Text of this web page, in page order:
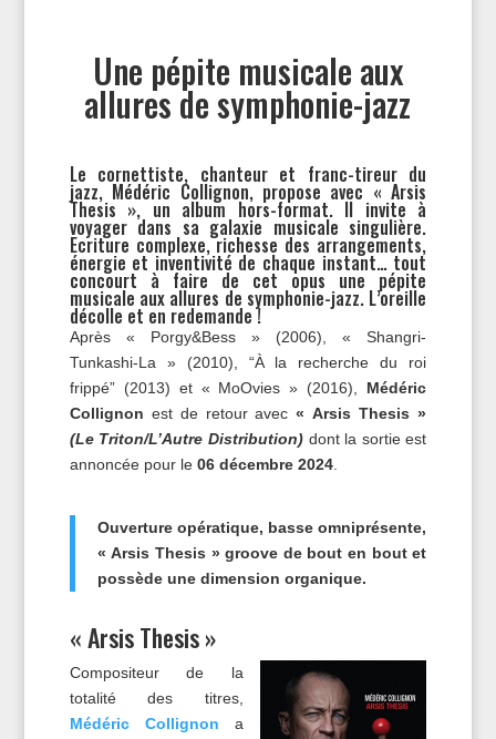
Une pépite musicale aux
allures de symphonie-jazz
Le cornettiste, chanteur et franc-tireur du
jazz, Médéric Collignon, propose avec « Arsis
Thesis », un album hors-format. Il invite à
voyager dans sa galaxie musicale singulière.
Ecriture complexe, richesse des arrangements,
énergie et inventivité de chaque instant… tout
concourt à faire de cet opus une pépite
musicale aux allures de symphonie-jazz. L’oreille
décolle et en redemande !
Après « Porgy&Bess » (2006), « Shangri-
Tunkashi-La » (2010), “À la recherche du roi
frippé” (2013) et « MoOvies » (2016), Médéric
Collignon est de retour avec« Arsis Thesis »
(Le Triton/L’Autre Distribution)dont la sortie est
annoncée pour le 06 décembre 2024.
Ouverture opératique, basse omniprésente,
« Arsis Thesis » groove de bout en bout et
possède une dimension organique.
« Arsis Thesis »
Compositeur de la
totalité des titres,
Médéric Collignon a